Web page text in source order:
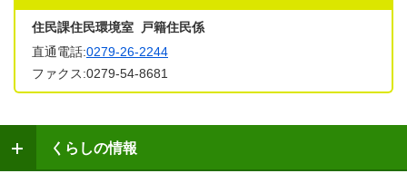
住民課住民環境室 戸籍住民係
直通電話:0279-26-2244
ファクス:0279-54-8681
くらしの情報